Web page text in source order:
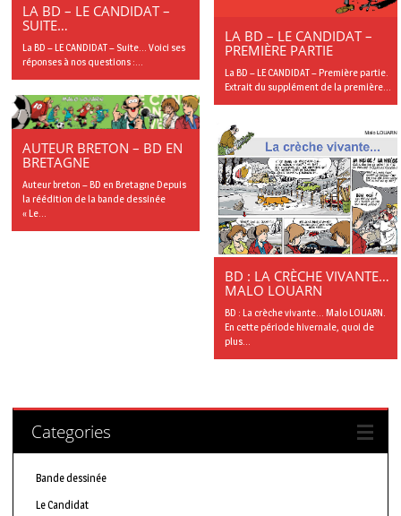
LA BD – LE CANDIDAT –
SUITE…
La BD – LE CANDIDAT – Suite… Voici ses
réponses à nos questions :...
LA BD – LE CANDIDAT –
PREMIÈRE PARTIE
La BD – LE CANDIDAT – Première partie.
Extrait du supplément de la première...
AUTEUR BRETON – BD EN
BRETAGNE
Auteur breton – BD en Bretagne Depuis
la réédition de la bande dessinée
« Le...
BD : LA CRÈCHE VIVANTE…
MALO LOUARN
BD : La crèche vivante… Malo LOUARN.
En cette période hivernale, quoi de
plus...
Categories
Bande dessinée
Le Candidat